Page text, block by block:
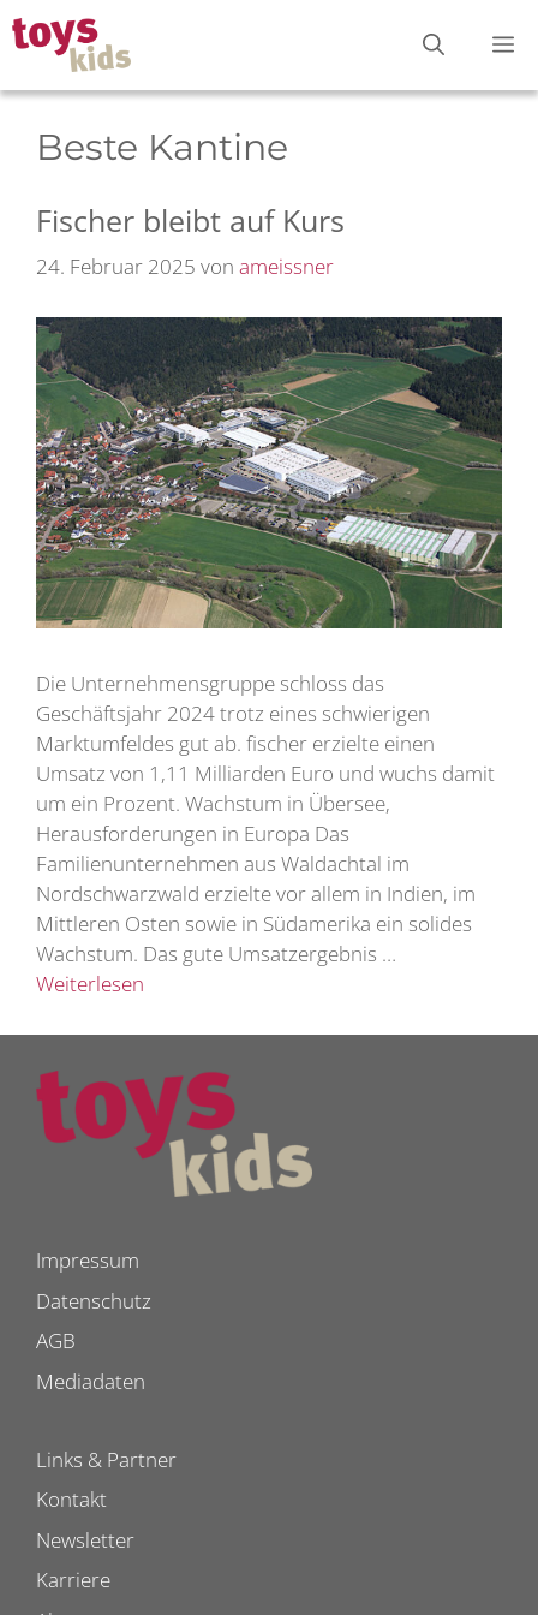
Zum
Inhalt
springen
Beste Kantine
Fischer bleibt auf Kurs
24. Februar 2025 von ameissner
Die Unternehmensgruppe schloss das
Geschäftsjahr 2024 trotz eines schwierigen
Marktumfeldes gut ab. fischer erzielte einen
Umsatz von 1,11 Milliarden Euro und wuchs damit
um ein Prozent. Wachstum in Übersee,
Herausforderungen in Europa Das
Familienunternehmen aus Waldachtal im
Nordschwarzwald erzielte vor allem in Indien, im
Mittleren Osten sowie in Südamerika ein solides
Wachstum. Das gute Umsatzergebnis …
Weiterlesen
Impressum
Datenschutz
AGB
Mediadaten
Links & Partner
Kontakt
Newsletter
Karriere